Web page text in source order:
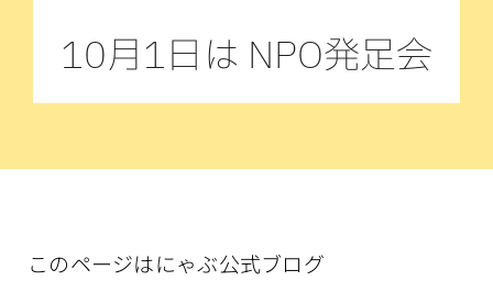
譲渡会10月1日は NPO発足会
このページはにゃぶ公式ブログ